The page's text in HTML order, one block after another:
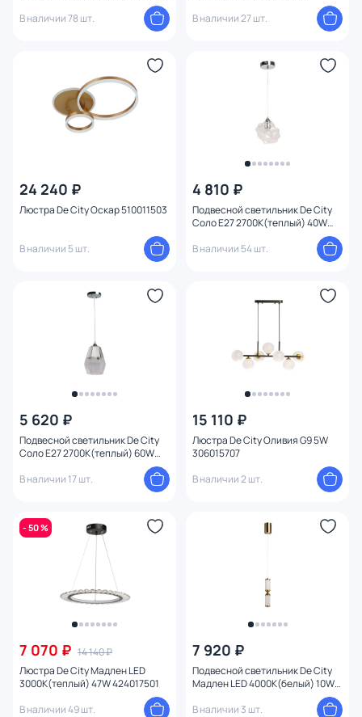
В наличии 78 шт.
В наличии 27 шт.
24 240 ₽
Люстра De City Оскар 510011503
В наличии 5 шт.
4 810 ₽
Подвесной светильник De City
Соло E27 2700К(теплый) 40W
В наличии 54 шт.
5 620 ₽
Подвесной светильник De City
Соло E27 2700К(теплый) 60W
В наличии 17 шт.
15 110 ₽
Люстра De City Оливия G9 5W
306015707
В наличии 2 шт.
- 50 %
7 070 ₽ 14 140 ₽
Люстра De City Мадлен LED
3000К(теплый) 47W 424017501
В наличии 49 шт.
7 920 ₽
Подвесной светильник De City
Мадлен LED 4000К(белый) 10W
В наличии 3 шт.